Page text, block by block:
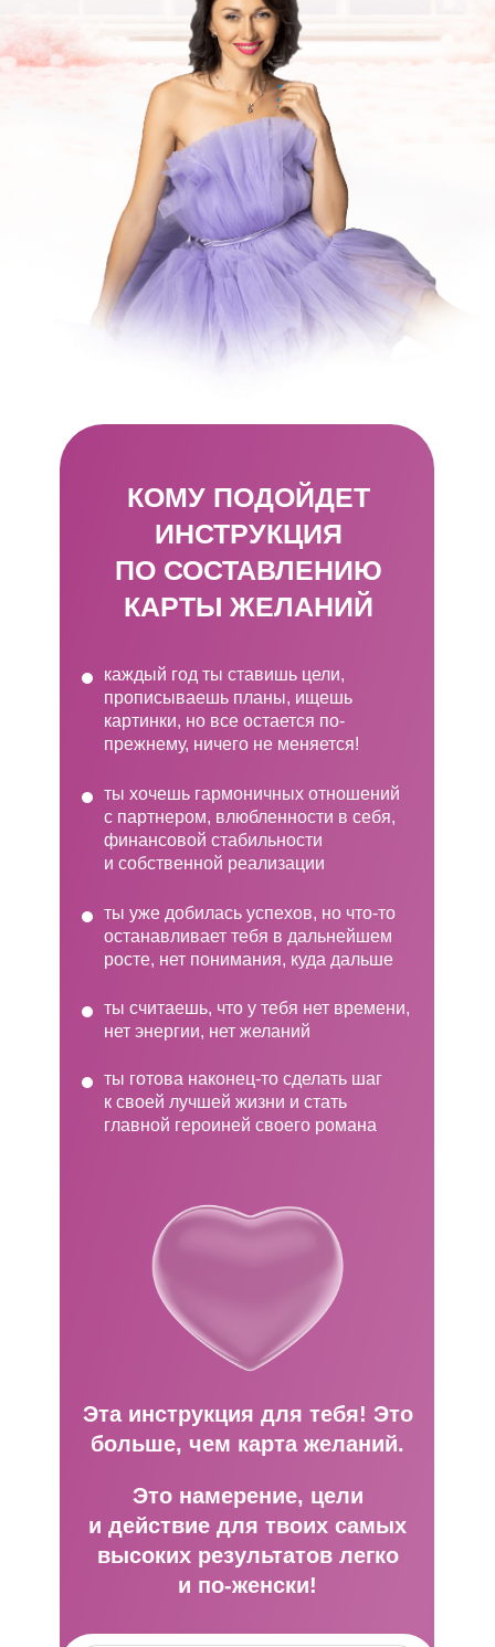
каждый год ты ставишь цели,
прописываешь планы, ищешь
картинки, но все остается по-
прежнему, ничего не меняется!
ты хочешь гармоничных отношений
с партнером, влюбленности в себя,
финансовой стабильности
и собственной реализации
ты уже добилась успехов, но что-то
останавливает тебя в дальнейшем
росте, нет понимания, куда дальше
ты считаешь, что у тебя нет времени,
нет энергии, нет желаний
ты готова наконец-то сделать шаг
к своей лучшей жизни и стать
главной героиней своего романа
Эта инструкция для тебя! Это
больше, чем карта желаний.
Это намерение, цели
и действие для твоих самых
высоких результатов легко
и по-женски!
КОМУ ПОДОЙДЕТ
ИНСТРУКЦИЯ
ПО СОСТАВЛЕНИЮ
КАРТЫ ЖЕЛАНИЙ